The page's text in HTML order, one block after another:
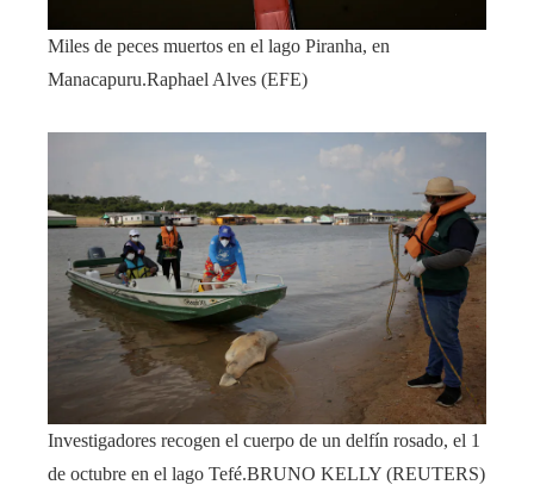
Miles de peces muertos en el lago Piranha, en
Manacapuru.Raphael Alves (EFE)
Investigadores recogen el cuerpo de un delfín rosado, el 1
de octubre en el lago Tefé.BRUNO KELLY (REUTERS)